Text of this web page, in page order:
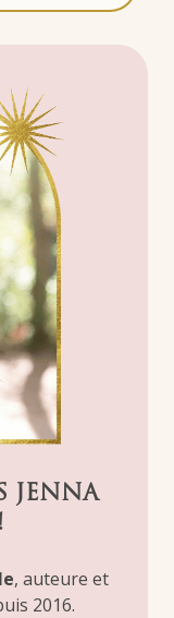
JENNA
, auteure et
2016.